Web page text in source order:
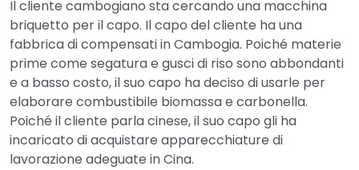
Il cliente cambogiano sta cercando una macchina
briquetto per il capo. Il capo del cliente ha una
fabbrica di compensati in Cambogia. Poiché materie
prime come segatura e gusci di riso sono abbondanti
e a basso costo, il suo capo ha deciso di usarle per
elaborare combustibile biomassa e carbonella.
Poiché il cliente parla cinese, il suo capo gli ha
incaricato di acquistare apparecchiature di
lavorazione adeguate in Cina.